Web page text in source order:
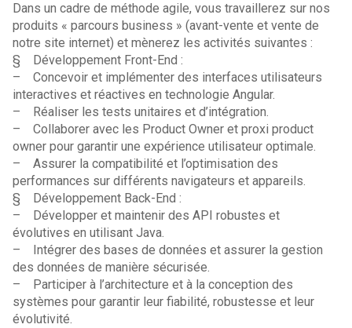
Dans un cadre de méthode agile, vous travaillerez sur nos
produits « parcours business » (avant-vente et vente de
notre site internet) et mènerez les activités suivantes :
§ Développement Front-End :
– Concevoir et implémenter des interfaces utilisateurs
interactives et réactives en technologie Angular.
– Réaliser les tests unitaires et d’intégration.
– Collaborer avec les Product Owner et proxi product
owner pour garantir une expérience utilisateur optimale.
– Assurer la compatibilité et l’optimisation des
performances sur différents navigateurs et appareils.
§ Développement Back-End :
– Développer et maintenir des API robustes et
évolutives en utilisant Java.
– Intégrer des bases de données et assurer la gestion
des données de manière sécurisée.
– Participer à l’architecture et à la conception des
systèmes pour garantir leur fiabilité, robustesse et leur
évolutivité.